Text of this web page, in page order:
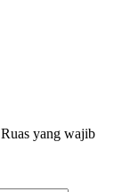
Ruas yang wajib